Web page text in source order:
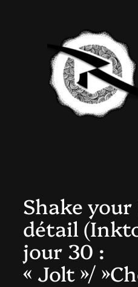
Shake your
détail
jour 30 :
« Jolt »/